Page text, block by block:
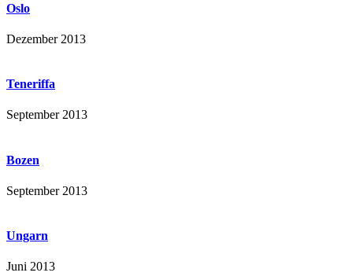
Oslo
Dezember 2013
Teneriffa
September 2013
Bozen
September 2013
Ungarn
Juni 2013